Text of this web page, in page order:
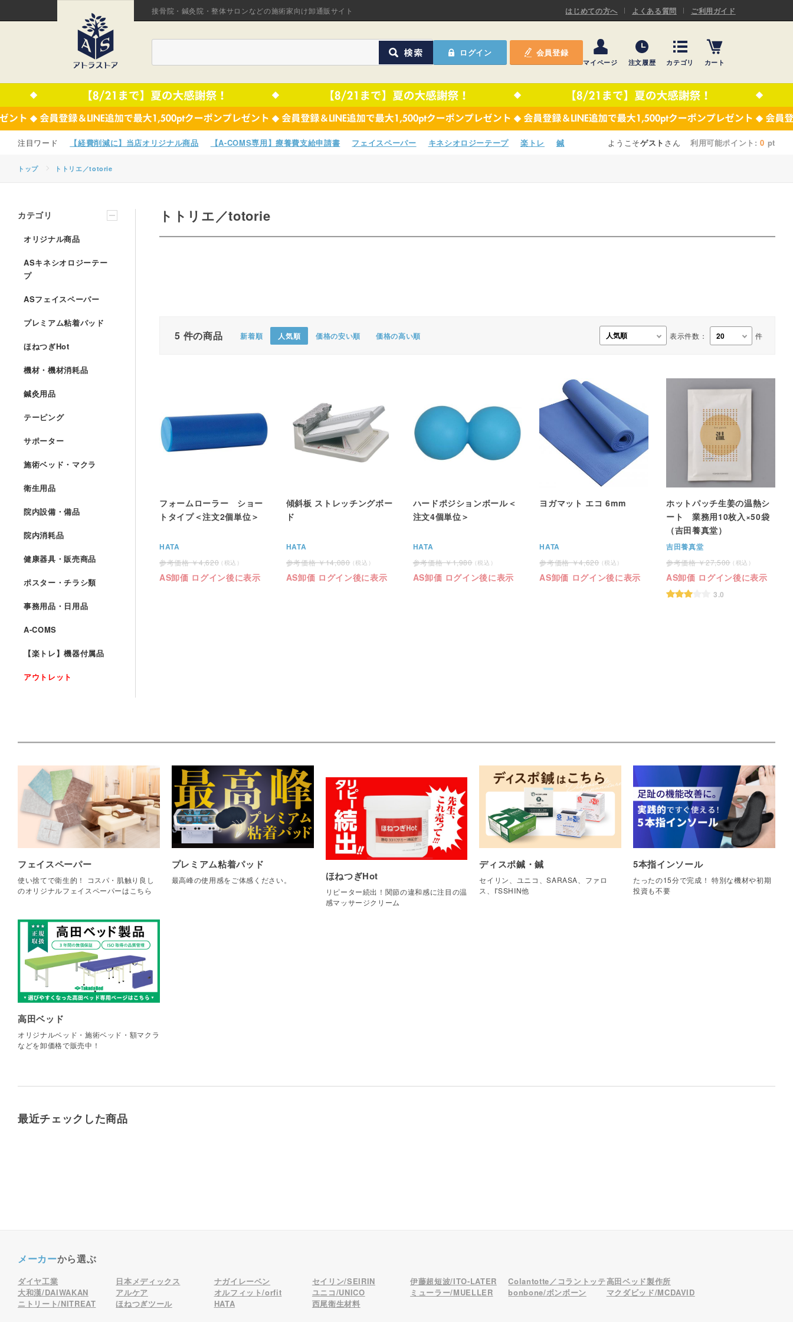
接骨院・鍼灸院・整体サロンなどの施術家向け卸通販サイト はじめての方へ よくある質問 ご利用ガイド
ログイン 会員登録
マイページ 注文履歴 カテゴリ
オリジナル商品 ASキネシオロジーテープ
ASフェイスペーパー プレミアム粘着パッド
ほねつぎHot 機材・機材消耗品
カート
【経費削減に】当店オリジナル商品 【A-COMS専用】療養費支給申請書 フェイスペーパー キネシオロジーテープ 楽トレ 鍼 ようこそゲスト さん 利用可能ポイント:0 pt
トップ トトリエ／totorie
トトリエ／totorie
5 件の商品 新着順 人気順 価格の安い順 価格の高い順 表示件数： 件
フォームローラー ショー
トタイプ＜注文2個単位＞
HATA
4,620
AS卸価 ログイン後に表示
傾斜板 ストレッチングボー
ド
HATA
14,080
AS卸価 ログイン後に表示
ハードポジションボール＜
注文4個単位＞
HATA
1,980
AS卸価 ログイン後に表示
ヨガマット エコ 6mm
HATA
4,620
AS卸価 ログイン後に表示
ホットパッチ生姜の温熱シ
ート 業務用10枚入×50袋
（吉田養真堂）
吉田養真堂
27,500
AS卸価 ログイン後に表示
3.0
カテゴリ
オリジナル商品
ASキネシオロジーテー
プ
ASフェイスペーパー
プレミアム粘着パッド
ほねつぎHot
機材・機材消耗品
鍼灸用品
テーピング
サポーター
施術ベッド・マクラ
衛生用品
院内設備・備品
院内消耗品
健康器具・販売商品
ポスター・チラシ類
事務用品・日用品
A-COMS
【楽トレ】機器付属品
アウトレット
フェイスペーパー
使い捨てで衛生的！ コスパ・肌触り良し
のオリジナルフェイスペーパーはこちら
プレミアム粘着パッド
最高峰の使用感をご体感ください。 ほねつぎHot
リピーター続出！関節の違和感に注目の温
感マッサージクリーム
ディスポ鍼・鍼
セイリン、ユニコ、SARASA、ファロ
ス、I'SSHIN他
5本指インソール
たったの15分で完成！ 特別な機材や初期
投資も不要
高田ベッド
オリジナルベッド・施術ベッド・額マクラ
などを卸価格で販売中！
最近チェックした商品
メーカーから選ぶ
ダイヤ工業 日本メディックス ナガイレーベン セイリン/SEIRIN 伊藤超短波/ITO-LATER Colantotte／コラントッテ高田ベッド製作所
大和漢/DAIWAKAN
アルケア オルフィット/orfit ユニコ/UNICO ミューラー/MUELLER bonbone/ボンボーン
マクダビッド/MCDAVID
ニトリート/NITREAT
ほねつぎツール HATA 西尾衛生材料
ほねつぎHot 機材・機材消耗品
鍼灸用品 テーピング
サポーター 施術ベッド・マクラ